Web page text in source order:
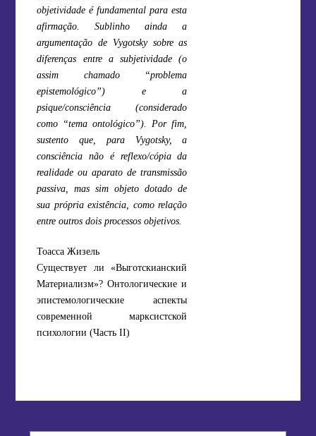
objetividade é fundamental para esta
afirmação. Sublinho ainda a
argumentação de Vygotsky sobre as
diferenças entre a subjetividade (o
assim chamado “problema
epistemológico”) e a
psique/consciência (considerado
como “tema ontológico”). Por fim,
sustento que, para Vygotsky, a
consciência não é reflexo/cópia da
realidade ou aparato de transmissão
passiva, mas sim objeto dotado de
sua própria existência, como relação
entre outros dois processos objetivos.
Тоасса Жизель
Существует ли «Выготскианский
Материализм»? Онтологические и
эпистемологические аспекты
современной марксистской
психологии (Часть II)